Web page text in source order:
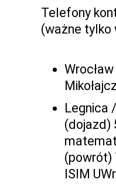
Telefony
(ważne tylko
Legnica
(dojazd)
(powrót)
ISIM